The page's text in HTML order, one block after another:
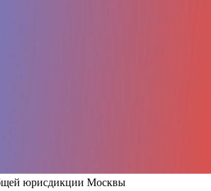
юрисдикции Москвы